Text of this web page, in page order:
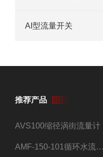
AI型流量开关
推荐产品
AVS100缩径涡街流量计
AMF-150-101循环水流量计,电磁流量计